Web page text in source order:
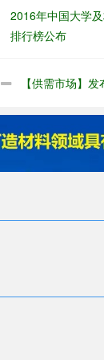
2016年中国大学
排行榜公布
【供需市场】